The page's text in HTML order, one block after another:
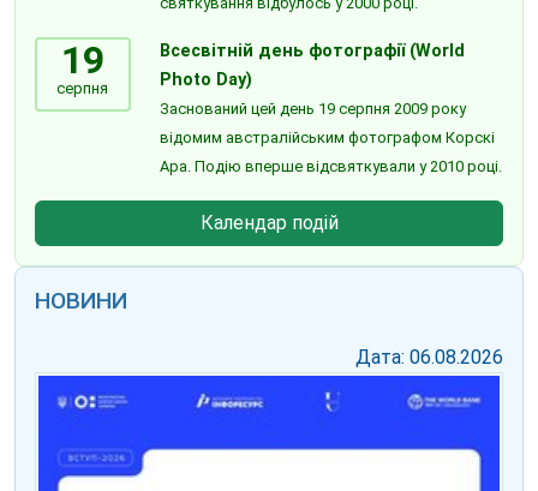
19
серпня
Всесвітній день фотографії (World
Photo Day)
Заснований цей день 19 серпня 2009 року
відомим австралійським фотографом Корскі
Ара. Подію вперше відсвяткували у 2010 році.
Календар подій
НОВИНИ
Дата: 06.08.2026